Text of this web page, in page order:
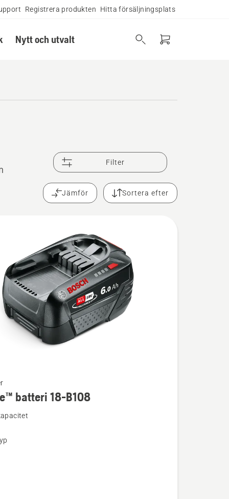
Registrera produkten Hitta försäljningsplats
Nytt och utvalt
Filter
Jämför Sortera efter
batteri 18-B108